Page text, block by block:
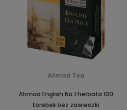
Ahmad Tea
Ahmad English No.1 herbata 100
torebek bez zawieszki